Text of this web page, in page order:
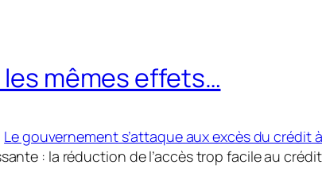
mêmes effets…
Le gouvernement s’attaque aux excès du crédit
: la réduction de l’accès trop facile au